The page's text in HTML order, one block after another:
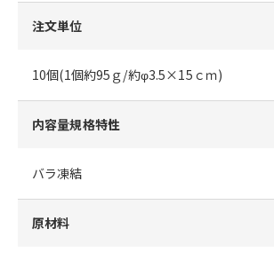
注文単位
10個(1個約95ｇ/約φ3.5×15ｃｍ)
内容量規格特性
バラ凍結
原材料